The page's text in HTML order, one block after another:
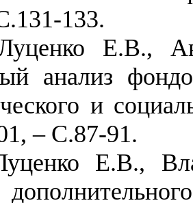
133.
Е.В.,
анализ
и
– С.87-91.
Е.В.,